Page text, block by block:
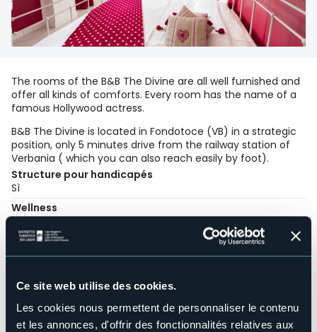
Ce site web utilise des cookies.
Les cookies nous permettent de personnaliser le contenu
et les annonces, d'offrir des fonctionnalités relatives aux
The rooms of the B&B The Divine are all well furnished and
offer all kinds of comforts. Every room has the name of a
famous Hollywood actress.
B&B The Divine is located in Fondotoce (VB) in a strategic
position, only 5 minutes drive from the railway station of
Verbania ( which you can also reach easily by foot).
Structure pour handicapés
Sì
Wellness
No
Salles de conférences
No
No
Animaux acceptés
No